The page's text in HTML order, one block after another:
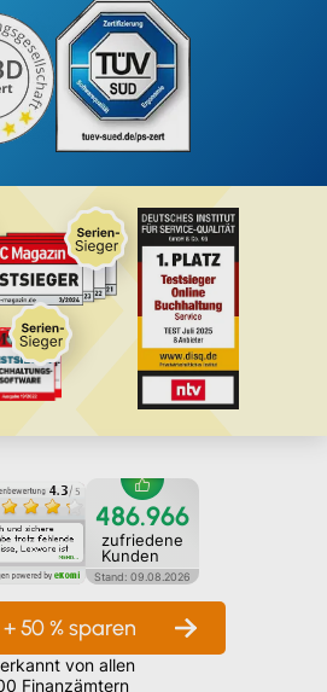
486.966
zufriedene
Kunden
Stand:09.08.2026
50 % sparen
von allen
Finanzämtern